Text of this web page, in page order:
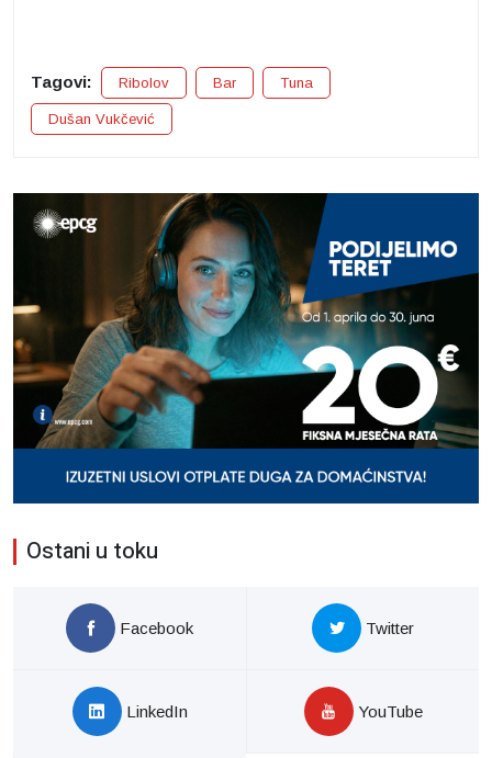
Tagovi: Ribolov Bar Tuna
Dušan Vukčević
Ostani u toku
Facebook Twitter
LinkedIn YouTube